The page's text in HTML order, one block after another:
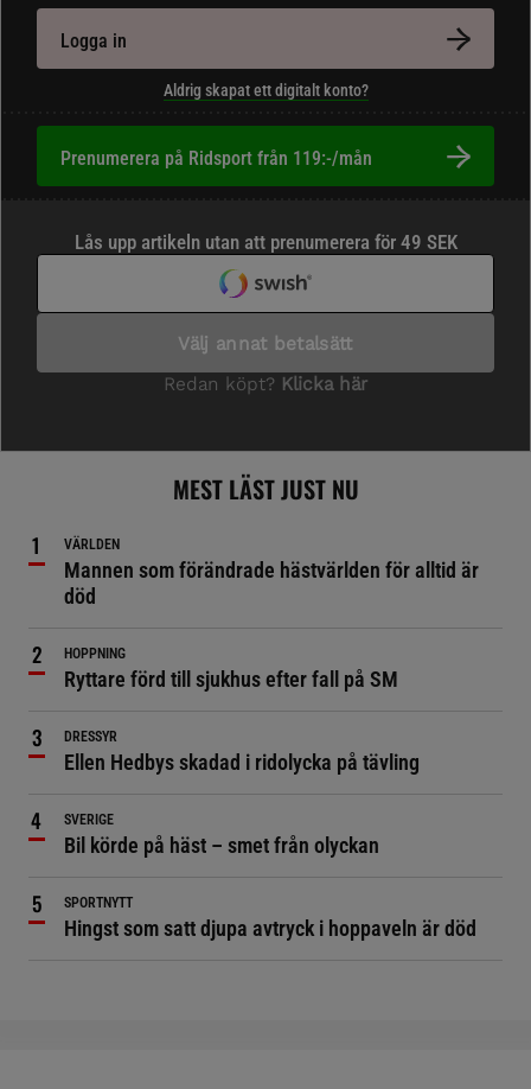
Logga in
Aldrig skapat ett digitalt konto?
Prenumerera på Ridsport från 119:-/mån
MEST LÄST JUST NU
VÄRLDEN
Mannen som förändrade hästvärlden för alltid är
död
HOPPNING
Ryttare förd till sjukhus efter fall på SM
DRESSYR
Ellen Hedbys skadad i ridolycka på tävling
SVERIGE
Bil körde på häst – smet från olyckan
SPORTNYTT
Hingst som satt djupa avtryck i hoppaveln är död